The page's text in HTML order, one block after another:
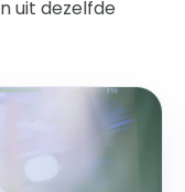
uit dezelfde